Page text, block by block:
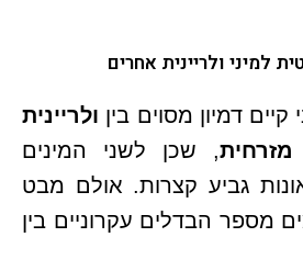
למיני ולריינית אחרים
דמיון מסוים בין ולריינית
מזרחית, שכן לשני המינים
גביע קצרות. אולם מבט
מספר הבדלים עקרוניים בין